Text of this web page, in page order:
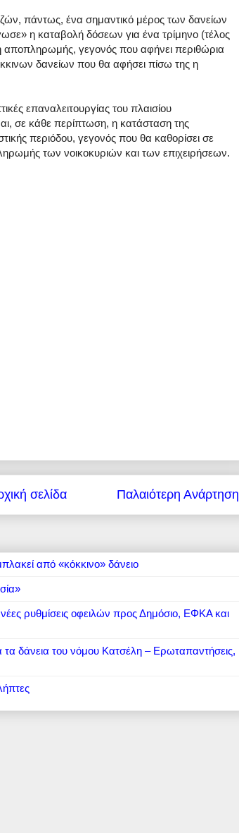
πάντως, ένα σημαντικό μέρος των δανείων
η καταβολή δόσεων για ένα τρίμηνο (τέλος
αποπληρωμής, γεγονός που αφήνει περιθώρια
δανείων που θα αφήσει πίσω της η
επαναλειτουργίας του πλαισίου
σε κάθε περίπτωση, η κατάσταση της
περιόδου, γεγονός που θα καθορίσει σε
των νοικοκυριών και των επιχειρήσεων.
Παλαιότερη Ανάρτηση
σελίδα
από «κόκκινο» δάνειο
νέες ρυθμίσεις οφειλών προς Δημόσιο, ΕΦΚΑ και
τα δάνεια του νόμου Κατσέλη – Ερωταπαντήσεις,